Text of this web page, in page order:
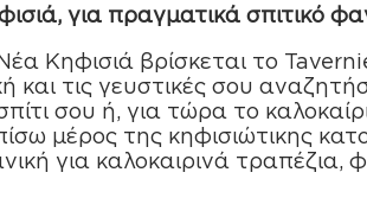
για πραγματικά σπιτικό
Κηφισιά βρίσκεται το
και τις γευστικές σου
σου ή, για τώρα το
µέρος της κηφισιώτικης
για καλοκαιρινά